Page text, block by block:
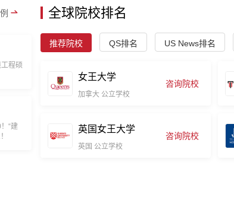
适的院校，制定最优秀的留学方
案是我一直秉承的工作宗旨，用
都能去上最合适自己的院校。
富。
工程硕
“建
全球院校排名
推荐院校 QS排名 US News排名
女王大学
加拿大 公立学校
咨询院校
英国女王大学
英国 公立学校
咨询院校